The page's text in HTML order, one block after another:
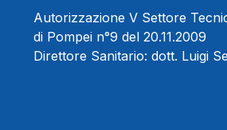
Autorizzazione V Settore
di Pompei n°9 del 20.11.2009
Direttore Sanitario: dott. Luigi